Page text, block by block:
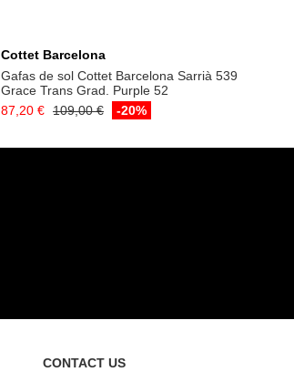
Cottet Barcelona
Gafas de sol Cottet Barcelona Sarrià 539
Grace Trans Grad. Purple 52
87,20 € 109,00 € -20%
CONTACT US